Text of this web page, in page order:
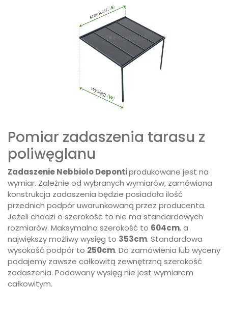
Pomiar zadaszenia tarasu z
poliwęglanu
Zadaszenie Nebbiolo Depontiprodukowane jest na
wymiar. Zależnie od wybranych wymiarów, zamówiona
konstrukcja zadaszenia będzie posiadała ilość
przednich podpór uwarunkowaną przez producenta.
Jeżeli chodzi o szerokość to nie ma standardowych
rozmiarów. Maksymalna szerokość to 604cm, a
największy możliwy wysięg to 353cm. Standardowa
wysokość podpór to 250cm. Do zamówienia lub wyceny
podajemy zawsze całkowitą zewnętrzną szerokość
zadaszenia. Podawany wysięg nie jest wymiarem
całkowitym.